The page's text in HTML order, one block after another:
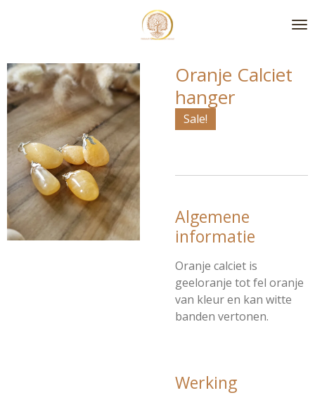
de
hoofdinhoud
Oranje Calciet
hanger
Sale!
Algemene
informatie
Oranje calciet is
geeloranje tot fel oranje
van kleur en kan witte
banden vertonen.
Werking